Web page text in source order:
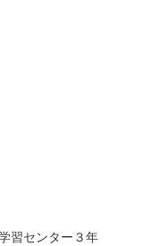
習センター３年